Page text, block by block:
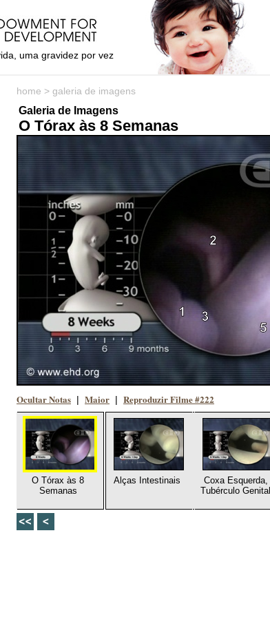
uma gravidez por vez
home > galeria de imagens
Galeria de Imagens
O Tórax às 8 Semanas
Ocultar Notas | Maior | Reproduzir Filme #222
O Tórax às 8
Semanas
Alças Intestinais
Coxa Esquerda,
Tubérculo Genital